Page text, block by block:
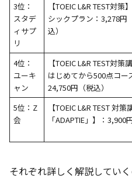
3位：
スタデ
ィサプ
リ
【TOEIC L&R TEST対策
シックプラン：3,278円
込）
4位：
ユーキ
ャン
【TOEIC L&R TEST対策
はじめてから500点コー
24,750円（税込）
5位：Z
会
【TOEIC L&R TEST 対策
「ADAPTIE」】：3,900
それぞれ詳しく解説してい